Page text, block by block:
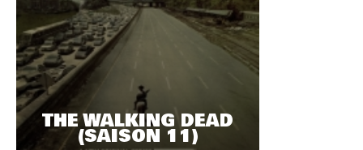
THE WALKING DEAD
(SAISON 11)